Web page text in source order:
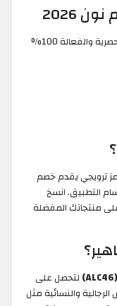
2026
إليك أقوى أفضل اكواد نون أغسطس 2026 الحصرية والفعالة 100%
ترويجي يقدم خصم
التطبيق. انسخ
منتجاتك المفضلة
(ALC46)
لتحصل على
الملابس الرجالية والنسائية مثل